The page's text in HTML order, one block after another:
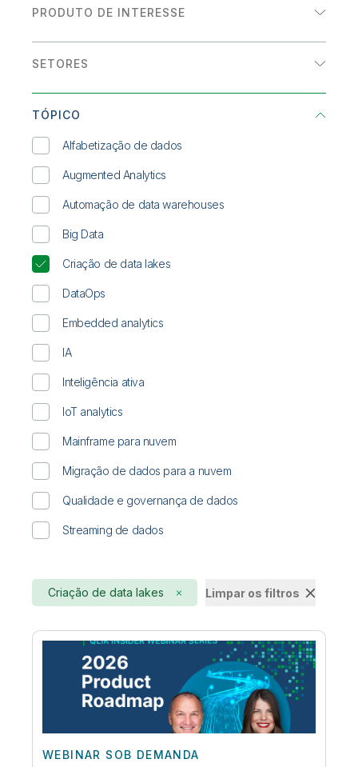
Onboarding
Documentação do Produto
Sala de Imprensa
Qlik
Relatório de analistas
Resumo de solução
WEBINAR SOB DEMANDA
Whitepaper
PRODUTO DE INTERESSE
Analytics
SETORES
Energia e utilities
Serviços financeiros
Setor público
Transporte/Logística
Varejo
TÓPICO
Alfabetização de dados
Augmented Analytics
Automação de data warehouses
Big Data
Criação de data lakes
DataOps
Embedded analytics
IA
Inteligência ativa
IoT analytics
Mainframe para nuvem
Migração de dados para a nuvem
Qualidade e governança de dados
Streaming de dados
Criação de data lakes Limpar os filtros
WEBINAR SOB DEMANDA